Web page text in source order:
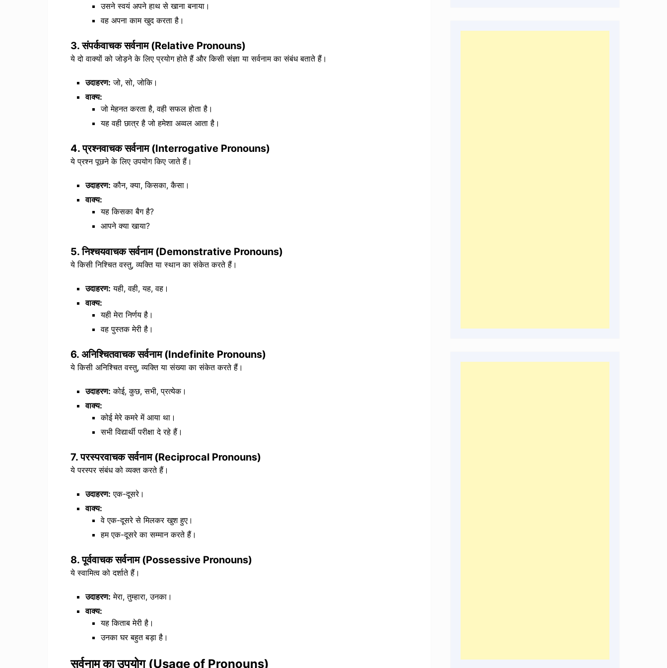
उसने स्वयं अपने हाथ से खाना बनाया।
वह अपना काम खुद करता है।
3.संपर्कवाचक सर्वनाम (Relative Pronouns)
ये दो वाक्यों को जोड़ने के लिए प्रयोग होते हैं और किसी संज्ञा या सर्वनाम का संबंध बताते हैं।
उदाहरण: जो, सो, जोकि।
वाक्य:
जो मेहनत करता है, वही सफल होता है।
यह वही छात्र है जो हमेशा अव्वल आता है।
4.प्रश्नवाचक सर्वनाम (Interrogative Pronouns)
ये प्रश्न पूछने के लिए उपयोग किए जाते हैं।
उदाहरण: कौन, क्या, किसका, कैसा।
वाक्य:
यह किसका बैग है?
आपने क्या खाया?
5.निश्चयवाचक सर्वनाम (Demonstrative Pronouns)
ये किसी निश्चित वस्तु, व्यक्ति या स्थान का संकेत करते हैं।
उदाहरण: यही, वही, यह, वह।
वाक्य:
यही मेरा निर्णय है।
वह पुस्तक मेरी है।
6. अनिश्चितवाचक सर्वनाम (Indefinite Pronouns)
ये किसी अनिश्चित वस्तु, व्यक्ति या संख्या का संकेत करते हैं।
उदाहरण: कोई, कुछ, सभी, प्रत्येक।
वाक्य:
कोई मेरे कमरे में आया था।
सभी विद्यार्थी परीक्षा दे रहे हैं।
7.परस्परवाचक सर्वनाम (Reciprocal Pronouns)
ये परस्पर संबंध को व्यक्त करते हैं।
उदाहरण: एक-दूसरे।
वाक्य:
वे एक-दूसरे से मिलकर खुश हुए।
हम एक-दूसरे का सम्मान करते हैं।
8.पूर्ववाचक सर्वनाम (Possessive Pronouns)
ये स्वामित्व को दर्शाते हैं।
उदाहरण: मेरा, तुम्हारा, उनका।
वाक्य:
यह किताब मेरी है।
उनका घर बहुत बड़ा है।
सर्वनाम का उपयोग (Usage of Pronouns)